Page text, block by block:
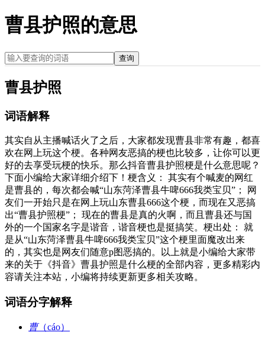
曹县护照的意思
查询
曹县护照
词语解释
其实自从主播喊话火了之后，大家都发现曹县非常有趣，都喜
欢在网上玩这个梗。各种网友恶搞的梗也比较多，让你可以更
好的去享受玩梗的快乐。那么抖音曹县护照梗是什么意思呢？
下面小编给大家详细介绍下！梗含义： 其实有个喊麦的网红
是曹县的，每次都会喊“山东菏泽曹县牛啤666我类宝贝”； 网
友们一开始只是在网上玩山东曹县666这个梗，而现在又恶搞
出“曹县护照梗”； 现在的曹县是真的火啊，而且曹县还与国
外的一个国家名字是谐音，谐音梗也是挺搞笑。梗出处： 就
是从“山东菏泽曹县牛啤666我类宝贝”这个梗里面魔改出来
的，其实也是网友们随意p图恶搞的。以上就是小编给大家带
来的关于《抖音》曹县护照是什么梗的全部内容，更多精彩内
容请关注本站，小编将持续更新更多相关攻略。
词语分字解释
曹（cáo）